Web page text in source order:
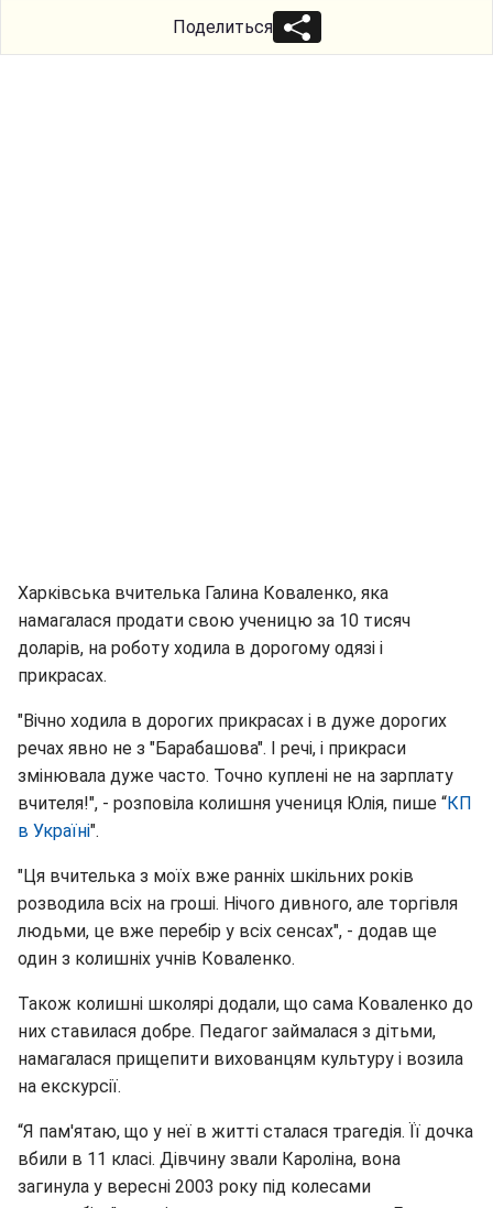
Поделиться
Харківська вчителька Галина Коваленко, яка
намагалася продати свою ученицю за 10 тисяч
доларів, на роботу ходила в дорогому одязі і
прикрасах.
"Вічно ходила в дорогих прикрасах і в дуже дорогих
речах явно не з "Барабашова". І речі, і прикраси
змінювала дуже часто. Точно куплені не на зарплату
вчителя!", - розповіла колишня учениця Юлія, пише “КП
в Україні".
"Ця вчителька з моїх вже ранніх шкільних років
розводила всіх на гроші. Нічого дивного, але торгівля
людьми, це вже перебір у всіх сенсах", - додав ще
один з колишніх учнів Коваленко.
Також колишні школярі додали, що сама Коваленко до
них ставилася добре. Педагог займалася з дітьми,
намагалася прищепити вихованцям культуру і возила
на екскурсії.
“Я пам'ятаю, що у неї в житті сталася трагедія. Її дочка
вбили в 11 класі. Дівчину звали Кароліна, вона
загинула у вересні 2003 року під колесами